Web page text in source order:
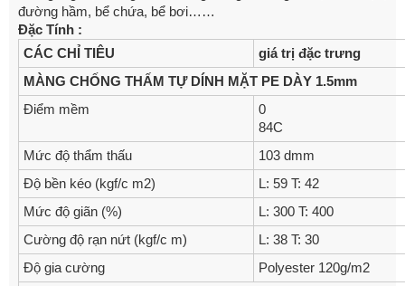
đường hầm, bể chứa, bể bơi……
Đặc Tính :
CÁC CHỈ TIÊU giá trị đặc tr­ưng
MÀNG CHỐNG THẤM TỰ DÍNH MẶT PE DÀY 1.5mm
Điểm mềm
0
84C
Mức độ thẩm thấu
103 dmm
Độ bền kéo (kgf/c m2)
L: 59 T: 42
Mức độ giãn (%)
L: 300 T: 400
Cường độ rạn nứt (kgf/c m)
L: 38 T: 30
Độ gia cường
Polyester 120g/m2